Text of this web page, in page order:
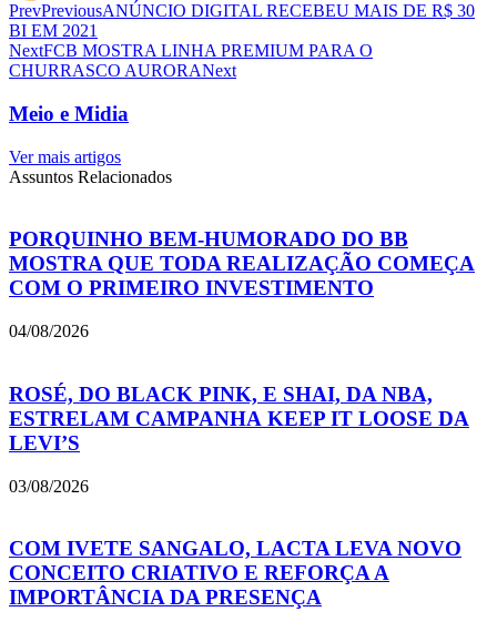
PrevPreviousANÚNCIO DIGITAL RECEBEU MAIS DE R$ 30
BI EM 2021
NextFCB MOSTRA LINHA PREMIUM PARA O
CHURRASCO AURORANext
Meio e Midia
Ver mais artigos
Assuntos Relacionados
PORQUINHO BEM-HUMORADO DO BB
MOSTRA QUE TODA REALIZAÇÃO COMEÇA
COM O PRIMEIRO INVESTIMENTO
04/08/2026
ROSÉ, DO BLACK PINK, E SHAI, DA NBA,
ESTRELAM CAMPANHA KEEP IT LOOSE DA
LEVI’S
03/08/2026
COM IVETE SANGALO, LACTA LEVA NOVO
CONCEITO CRIATIVO E REFORÇA A
IMPORTÂNCIA DA PRESENÇA